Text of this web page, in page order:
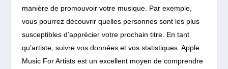
manière de promouvoir votre musique. Par exemple,
vous pourrez découvrir quelles personnes sont les plus
susceptibles d’apprécier votre prochain titre. En tant
qu’artiste, suivre vos données et vos statistiques. Apple
Music For Artists est un excellent moyen de comprendre